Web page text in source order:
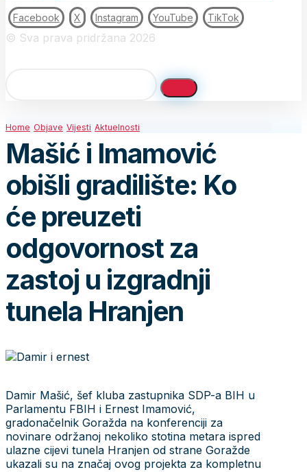
Facebook X Instagram YouTube TikTok
© Sva prava pridržana 2026
Home Objave Vijesti Aktuelnosti
Mašić i Imamović
obišli gradilište: Ko
će preuzeti
odgovornost za
zastoj u izgradnji
tunela Hranjen
Damir Mašić, šef kluba zastupnika SDP-a BIH u
Parlamentu FBIH i Ernest Imamović,
gradonačelnik Goražda na konferenciji za
novinare održanoj nekoliko stotina metara ispred
ulazne cijevi tunela Hranjen od strane Goražde
ukazali su na značaj ovog projekta za kompletnu